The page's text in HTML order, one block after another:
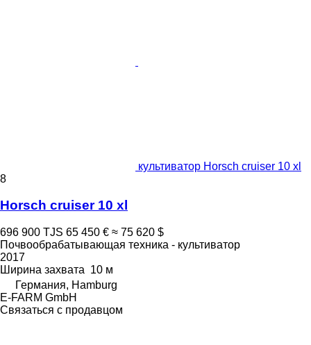
культиватор Horsch cruiser 10 xl
8
Horsch cruiser 10 xl
696 900 TJS 65 450 € ≈ 75 620 $
Почвообрабатывающая техника - культиватор
2017
Ширина захвата 10 м
Германия, Hamburg
E-FARM GmbH
Связаться с продавцом